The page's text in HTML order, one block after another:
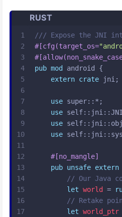
RUST
1
2
3
4
5
6
7
8
9
10
11
12
13
14
15
16
17
/// Expose the JNI
#[cfg(target_os=
pub mod
android {
extern crate jni;
use super::*;
use
use
use
#[no_mangle]
pub unsafe extern
// Our Java
let world =
// Retake
let world_ptr